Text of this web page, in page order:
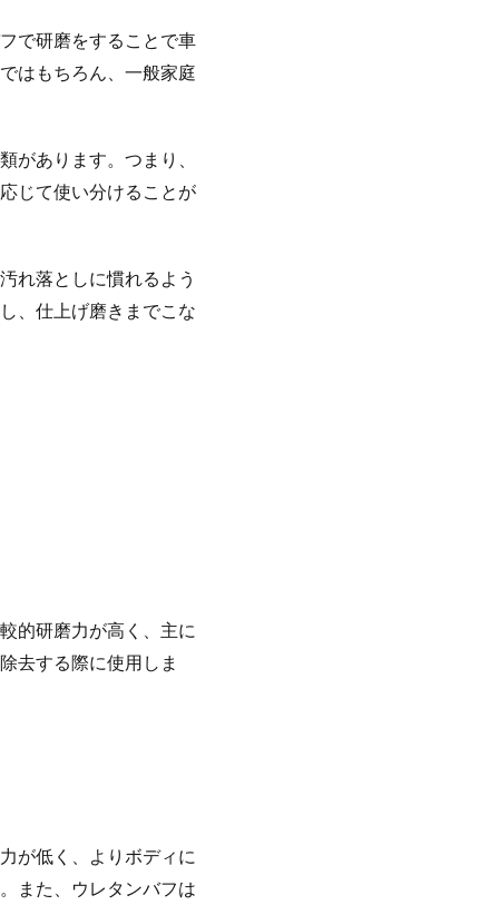
で研磨をすることで車
はもちろん、一般家庭
があります。つまり、
じて使い分けることが
れ落としに慣れるよう
、仕上げ磨きまでこな
的研磨力が高く、主に
去する際に使用しま
が低く、よりボディに
また、ウレタンバフは